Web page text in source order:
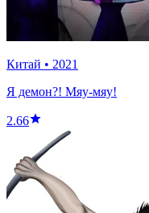
Китай • 2021
Я демон?! Мяу-мяу!
2.66